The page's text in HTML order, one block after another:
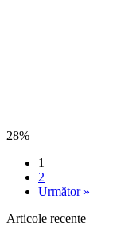
28%
1
2
Următor »
Articole recente